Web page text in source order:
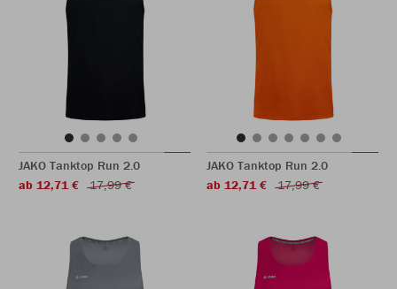
JAKO Tanktop Run 2.0
ab 12,71 €
17,99 €
JAKO Tanktop Run 2.0
ab 12,71 €
17,99 €